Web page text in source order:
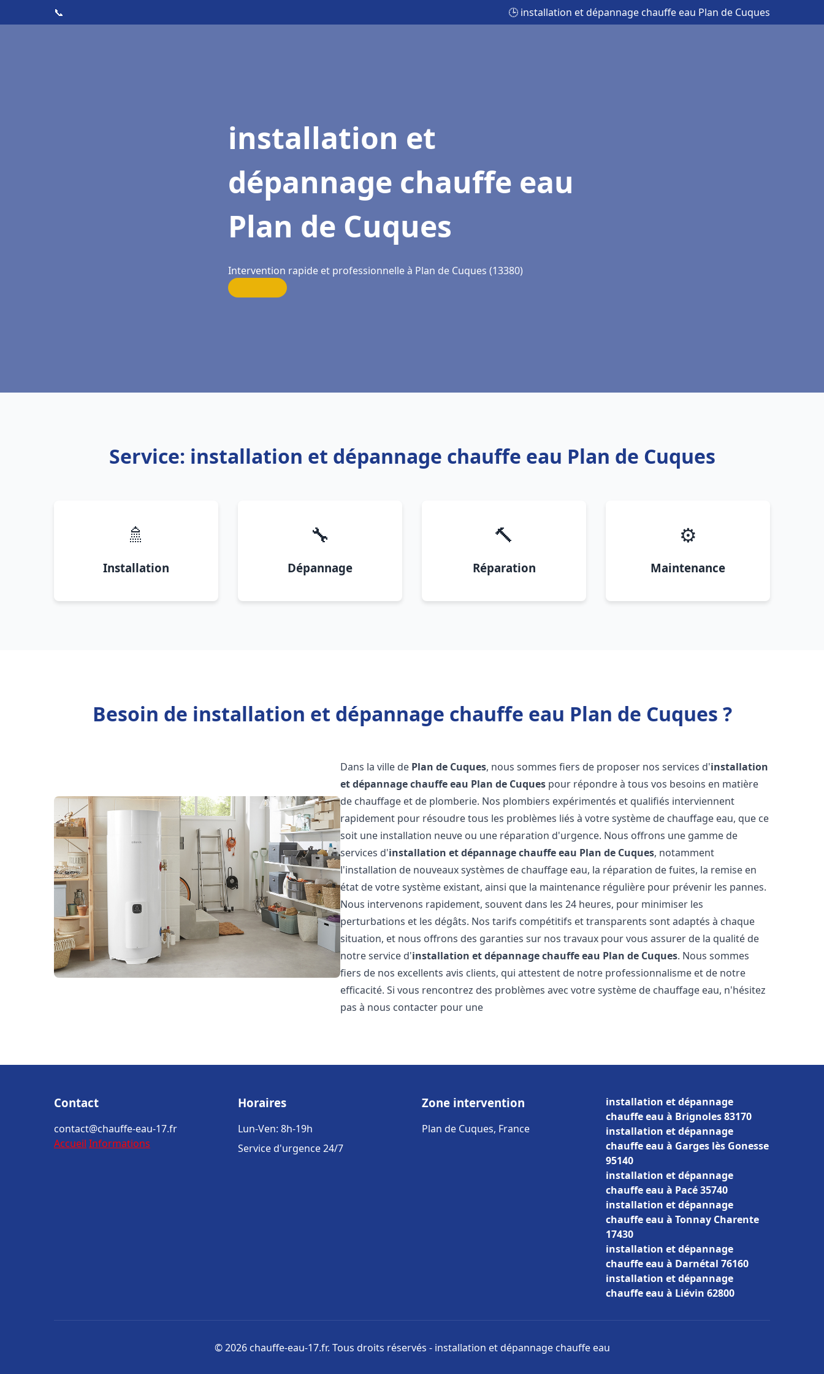
📞 🕒 installation et dépannage chauffe eau Plan de Cuques
installation et
dépannage chauffe eau
Plan de Cuques
Intervention rapide et professionnelle à Plan de Cuques (13380)
Service: installation et dépannage chauffe eau Plan de Cuques
🚿
Installation
🔧
Dépannage
🔨
Réparation
⚙️
Maintenance
Besoin de installation et dépannage chauffe eau Plan de Cuques ?
Dans la ville de Plan de Cuques, nous sommes fiers de proposer nos services d'installation
et dépannage chauffe eau Plan de Cuques pour répondre à tous vos besoins en matière
de chauffage et de plomberie. Nos plombiers expérimentés et qualifiés interviennent
rapidement pour résoudre tous les problèmes liés à votre système de chauffage eau, que ce
soit une installation neuve ou une réparation d'urgence. Nous offrons une gamme de
services d'installation et dépannage chauffe eau Plan de Cuques, notamment
l'installation de nouveaux systèmes de chauffage eau, la réparation de fuites, la remise en
état de votre système existant, ainsi que la maintenance régulière pour prévenir les pannes.
Nous intervenons rapidement, souvent dans les 24 heures, pour minimiser les
perturbations et les dégâts. Nos tarifs compétitifs et transparents sont adaptés à chaque
situation, et nous offrons des garanties sur nos travaux pour vous assurer de la qualité de
notre service d'installation et dépannage chauffe eau Plan de Cuques. Nous sommes
fiers de nos excellents avis clients, qui attestent de notre professionnalisme et de notre
efficacité. Si vous rencontrez des problèmes avec votre système de chauffage eau, n'hésitez
pas à nous contacter pour une
Contact
contact@chauffe-eau-17.fr
Accueil Informations
Horaires
Lun-Ven: 8h-19h
Service d'urgence 24/7
Zone intervention
Plan de Cuques, France
installation et dépannage
chauffe eau à Brignoles 83170
installation et dépannage
chauffe eau à Garges lès Gonesse
95140
installation et dépannage
chauffe eau à Pacé 35740
installation et dépannage
chauffe eau à Tonnay Charente
17430
installation et dépannage
chauffe eau à Darnétal 76160
installation et dépannage
chauffe eau à Liévin 62800
© 2026 chauffe-eau-17.fr. Tous droits réservés - installation et dépannage chauffe eau